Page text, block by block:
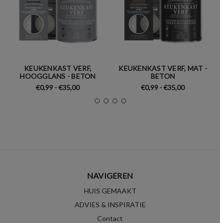
KEUKENKAST VERF,
HOOGGLANS - BETON
€0,99 - €35,00
KEUKENKAST VERF, MAT -
BETON
€0,99 - €35,00
NAVIGEREN
HUIS GEMAAKT
ADVIES & INSPIRATIE
Contact